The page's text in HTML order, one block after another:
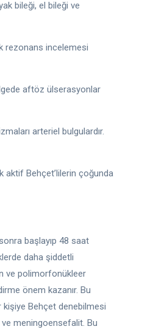
bileği, el bileği ve
rezonans incelemesi
aftöz ülserasyonlar
arteriel bulgulardır.
aktif Behçet’lilerin çoğunda
başlayıp 48 saat
daha şiddetli
ve polimorfonükleer
önem kazanır. Bu
kişiye Behçet denebilmesi
meningoensefalit. Bu